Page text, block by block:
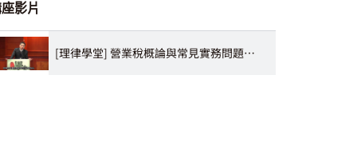
影片
[理律學堂] 營業稅概論與常見實務問題介紹-余景仁 會計師